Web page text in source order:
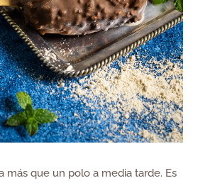
más que un polo a media tarde. Es